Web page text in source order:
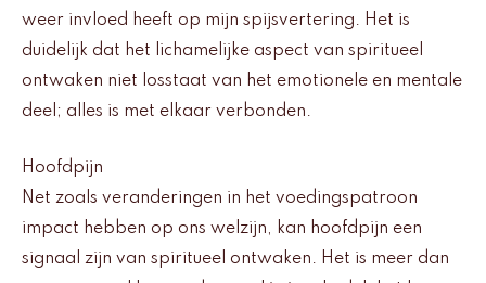
weer invloed heeft op mijn spijsvertering. Het is
duidelijk dat het lichamelijke aspect van spiritueel
ontwaken niet losstaat van het emotionele en mentale
deel; alles is met elkaar verbonden.
Hoofdpijn
Net zoals veranderingen in het voedingspatroon
impact hebben op ons welzijn, kan hoofdpijn een
signaal zijn van spiritueel ontwaken. Het is meer dan